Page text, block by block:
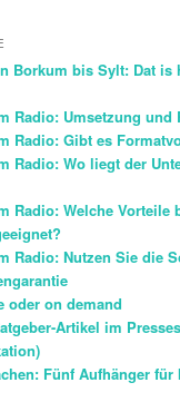
Borkum bis Sylt: Dat is
Radio: Umsetzung und
Radio: Gibt es
Radio: Wo liegt der
Radio: Welche Vorteile
Radio: Nutzen Sie die
oder on demand
Artikel im
Fünf Aufhänger für